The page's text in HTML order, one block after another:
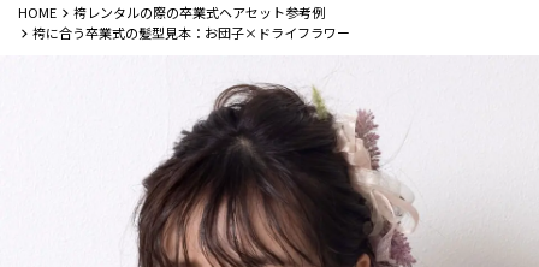
HOME
袴レンタルの際の卒業式ヘアセット参考例
袴に合う卒業式の髪型見本：お団子×ドライフラワー